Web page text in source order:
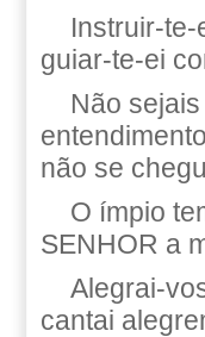
Instruir-
guiar-te-ei
Não
não se
O ímpio
SENHOR a
Alegrai-
cantai